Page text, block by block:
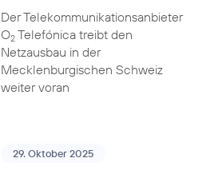
Der Telekommunikationsanbieter
O2Telefónica treibt den
Netzausbau in der
Mecklenburgischen Schweiz
weiter voran
29. Oktober 2025